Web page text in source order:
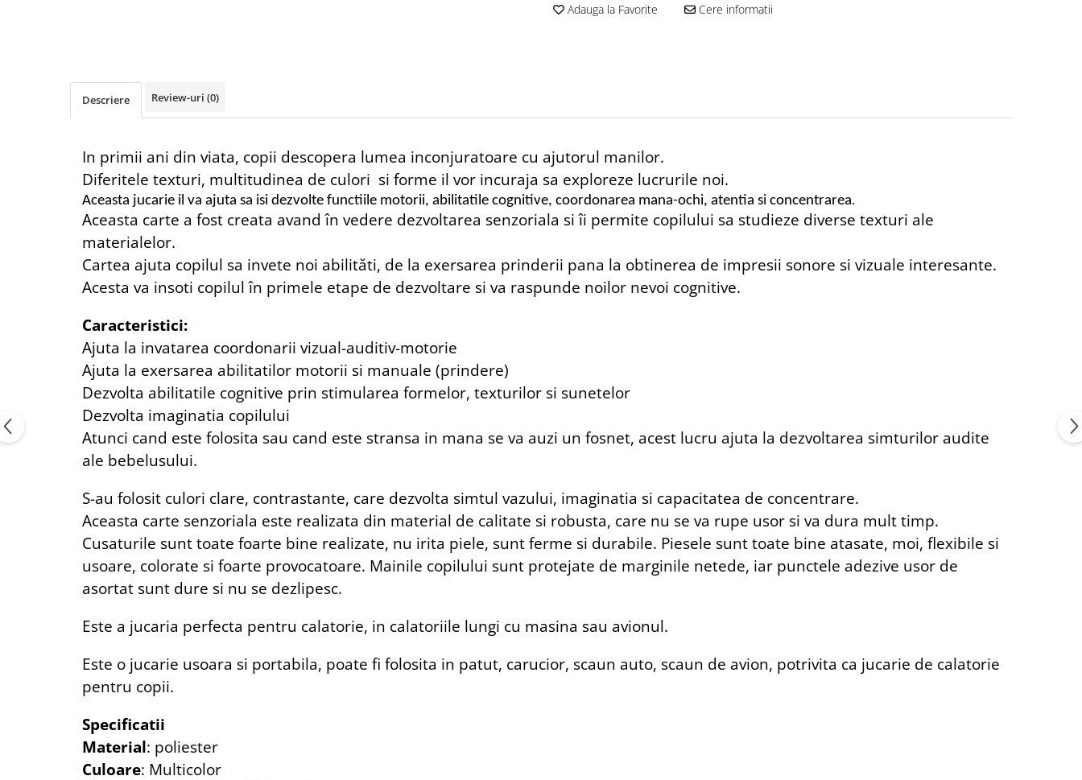
Adauga la Favorite Cere informatii
Descriere Review-uri (0)
In primii ani din viata, copii descopera lumea inconjuratoare cu ajutorul manilor.
Diferitele texturi, multitudinea de culori si forme il vor incuraja sa exploreze lucrurile noi.
Aceasta jucarie il va ajuta sa isi dezvolte functiile motorii, abilitatile cognitive, coordonarea mana-ochi, atentia si concentrarea.
Aceasta carte a fost creata avand în vedere dezvoltarea senzoriala si îi permite copilului sa studieze diverse texturi ale
materialelor.
Cartea ajuta copilul sa invete noi abilităti, de la exersarea prinderii pana la obtinerea de impresii sonore si vizuale interesante.
Acesta va insoti copilul în primele etape de dezvoltare si va raspunde noilor nevoi cognitive.
Caracteristici:
Ajuta la invatarea coordonarii vizual-auditiv-motorie
Ajuta la exersarea abilitatilor motorii si manuale (prindere)
Dezvolta abilitatile cognitive prin stimularea formelor, texturilor si sunetelor
Dezvolta imaginatia copilului
Atunci cand este folosita sau cand este stransa in mana se va auzi un fosnet, acest lucru ajuta la dezvoltarea simturilor audite
ale bebelusului.
S-au folosit culori clare, contrastante, care dezvolta simtul vazului, imaginatia si capacitatea de concentrare.
Aceasta carte senzoriala este realizata din material de calitate si robusta, care nu se va rupe usor si va dura mult timp.
Cusaturile sunt toate foarte bine realizate, nu irita piele, sunt ferme si durabile. Piesele sunt toate bine atasate, moi, flexibile si
usoare, colorate si foarte provocatoare. Mainile copilului sunt protejate de marginile netede, iar punctele adezive usor de
asortat sunt dure si nu se dezlipesc.
Este a jucaria perfecta pentru calatorie, in calatoriile lungi cu masina sau avionul.
Este o jucarie usoara si portabila, poate fi folosita in patut, carucior, scaun auto, scaun de avion, potrivita ca jucarie de calatorie
pentru copii.
Specificatii
Material: poliester
Culoare: Multicolor